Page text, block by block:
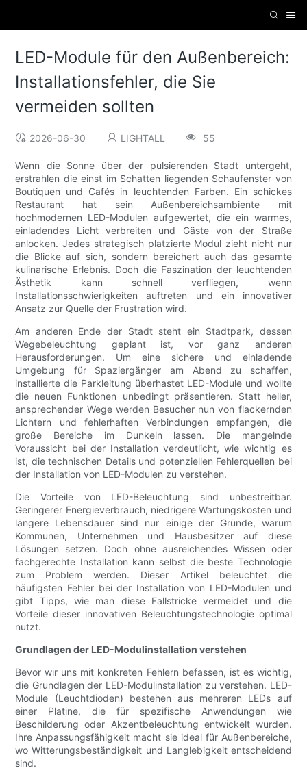
LED-Module für den Außenbereich:
Installationsfehler, die Sie
vermeiden sollten
2026-06-30 LIGHTALL 55
Wenn die Sonne über der pulsierenden Stadt untergeht,
erstrahlen die einst im Schatten liegenden Schaufenster von
Boutiquen und Cafés in leuchtenden Farben. Ein schickes
Restaurant hat sein Außenbereichsambiente mit
hochmodernen LED-Modulen aufgewertet, die ein warmes,
einladendes Licht verbreiten und Gäste von der Straße
anlocken. Jedes strategisch platzierte Modul zieht nicht nur
die Blicke auf sich, sondern bereichert auch das gesamte
kulinarische Erlebnis. Doch die Faszination der leuchtenden
Ästhetik kann schnell verfliegen, wenn
Installationsschwierigkeiten auftreten und ein innovativer
Ansatz zur Quelle der Frustration wird.
Am anderen Ende der Stadt steht ein Stadtpark, dessen
Wegebeleuchtung geplant ist, vor ganz anderen
Herausforderungen. Um eine sichere und einladende
Umgebung für Spaziergänger am Abend zu schaffen,
installierte die Parkleitung überhastet LED-Module und wollte
die neuen Funktionen unbedingt präsentieren. Statt heller,
ansprechender Wege werden Besucher nun von flackernden
Lichtern und fehlerhaften Verbindungen empfangen, die
große Bereiche im Dunkeln lassen. Die mangelnde
Voraussicht bei der Installation verdeutlicht, wie wichtig es
ist, die technischen Details und potenziellen Fehlerquellen bei
der Installation von LED-Modulen zu verstehen.
Die Vorteile von LED-Beleuchtung sind unbestreitbar.
Geringerer Energieverbrauch, niedrigere Wartungskosten und
längere Lebensdauer sind nur einige der Gründe, warum
Kommunen, Unternehmen und Hausbesitzer auf diese
Lösungen setzen. Doch ohne ausreichendes Wissen oder
fachgerechte Installation kann selbst die beste Technologie
zum Problem werden. Dieser Artikel beleuchtet die
häufigsten Fehler bei der Installation von LED-Modulen und
gibt Tipps, wie man diese Fallstricke vermeidet und die
Vorteile dieser innovativen Beleuchtungstechnologie optimal
nutzt.
Grundlagen der LED-Modulinstallation verstehen
Bevor wir uns mit konkreten Fehlern befassen, ist es wichtig,
die Grundlagen der LED-Modulinstallation zu verstehen. LED-
Module (Leuchtdioden) bestehen aus mehreren LEDs auf
einer Platine, die für spezifische Anwendungen wie
Beschilderung oder Akzentbeleuchtung entwickelt wurden.
Ihre Anpassungsfähigkeit macht sie ideal für Außenbereiche,
wo Witterungsbeständigkeit und Langlebigkeit entscheidend
sind.